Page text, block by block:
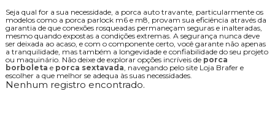
Seja qual for a sua necessidade, a porca auto travante, particularmente os
modelos como a porca parlock m6 e m8, provam sua eficiência através da
garantia de que conexões rosqueadas permaneçam seguras e inalteradas,
mesmo quando expostas a condições extremas. A segurança nunca deve
ser deixada ao acaso, e com o componente certo, você garante não apenas
a tranquilidade, mas também a longevidade e confiabilidade do seu projeto
ou maquinário. Não deixe de explorar opções incríveis de porca
borboleta e porca sextavada, navegando pelo site Loja Brafer e
escolher a que melhor se adequa às suas necessidades.
Nenhum registro encontrado.